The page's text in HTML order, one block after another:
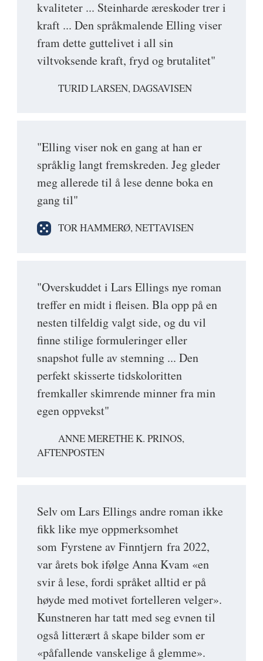
kvaliteter ... Steinharde æreskoder trer i
kraft ... Den språkmalende Elling viser
fram dette guttelivet i all sin
viltvoksende kraft, fryd og brutalitet"
TURID LARSEN, DAGSAVISEN
"Elling viser nok en gang at han er
språklig langt fremskreden. Jeg gleder
meg allerede til å lese denne boka en
gang til"
TOR HAMMERØ, NETTAVISEN
"Overskuddet i Lars Ellings nye roman
treffer en midt i fleisen. Bla opp på en
nesten tilfeldig valgt side, og du vil
finne stilige formuleringer eller
snapshot fulle av stemning ... Den
perfekt skisserte tidskoloritten
fremkaller skimrende minner fra min
egen oppvekst"
ANNE MERETHE K. PRINOS,
AFTENPOSTEN
Selv om Lars Ellings andre roman ikke
fikk like mye oppmerksomhet
som Fyrstene av Finntjern fra 2022,
var årets bok ifølge Anna Kvam «en
svir å lese, fordi språket alltid er på
høyde med motivet fortelleren velger».
Kunstneren har tatt med seg evnen til
også litterært å skape bilder som er
«påfallende vanskelige å glemme».